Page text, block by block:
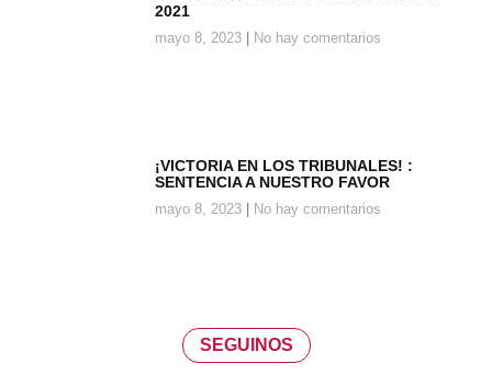
2021
mayo 8, 2023 No hay comentarios
¡VICTORIA EN LOS TRIBUNALES! :
SENTENCIA A NUESTRO FAVOR
mayo 8, 2023 No hay comentarios
SEGUINOS